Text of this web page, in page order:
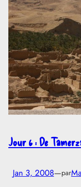
Jour 6 : De
Jan 3, 2008—par